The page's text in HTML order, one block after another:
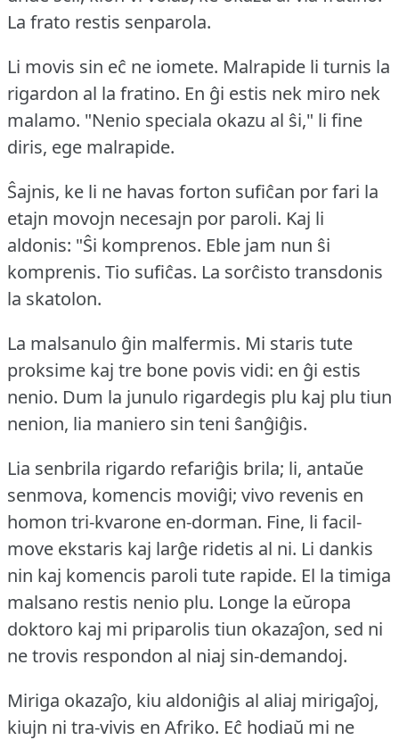
La frato restis senparola.
Li movis sin eĉ ne iomete. Malrapide li turnis la
rigardon al la fratino. En ĝi estis nek miro nek
malamo. "Nenio speciala okazu al ŝi," li fine
diris, ege malrapide.
Ŝajnis, ke li ne havas forton sufiĉan por fari la
etajn movojn necesajn por paroli. Kaj li
aldonis: "Ŝi komprenos. Eble jam nun ŝi
komprenis. Tio sufiĉas. La sorĉisto transdonis
la skatolon.
La malsanulo ĝin malfermis. Mi staris tute
proksime kaj tre bone povis vidi: en ĝi estis
nenio. Dum la junulo rigardegis plu kaj plu tiun
nenion, lia maniero sin teni ŝanĝiĝis.
Lia senbrila rigardo refariĝis brila; li, antaŭe
senmova, komencis moviĝi; vivo revenis en
homon tri-kvarone en-dorman. Fine, li facil-
move ekstaris kaj larĝe ridetis al ni. Li dankis
nin kaj komencis paroli tute rapide. El la timiga
malsano restis nenio plu. Longe la eŭropa
doktoro kaj mi priparolis tiun okazaĵon, sed ni
ne trovis respondon al niaj sin-demandoj.
Miriga okazaĵo, kiu aldoniĝis al aliaj mirigaĵoj,
kiujn ni tra-vivis en Afriko. Eĉ hodiaŭ mi ne